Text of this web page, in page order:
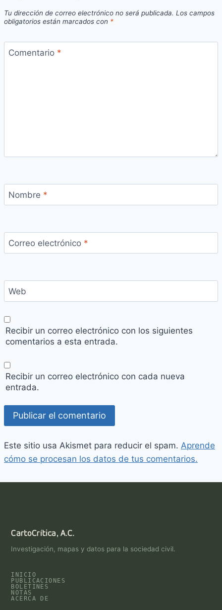
Tu dirección de correo electrónico no será publicada. Los campos
obligatorios están marcados con *
Comentario *
Nombre *
Correo electrónico *
Web
Recibir un correo electrónico con los siguientes
comentarios a esta entrada.
Recibir un correo electrónico con cada nueva
entrada.
Este sitio usa Akismet para reducir el spam. Aprende
cómo se procesan los datos de tus comentarios.
CartoCrítica, A.C.
Investigación, mapas y datos para la sociedad civil.
INICIO
PUBLICACIONES
BOLETINES
NOTAS
ACERCA DE